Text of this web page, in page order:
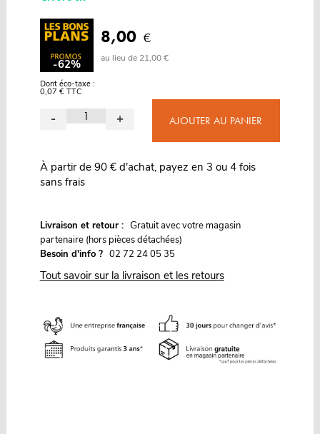
-62%
8,00 €
au lieu de 21,00 €
Dont éco-taxe :
0,07 € TTC
- + AJOUTER AU PANIER
À partir de 90 € d'achat, payez en 3 ou 4 fois
sans frais
Livraison et retour : Gratuit avec votre magasin
partenaire (hors pièces détachées)
Besoin d'info ? 02 72 24 05 35
Tout savoir sur la livraison et les retours